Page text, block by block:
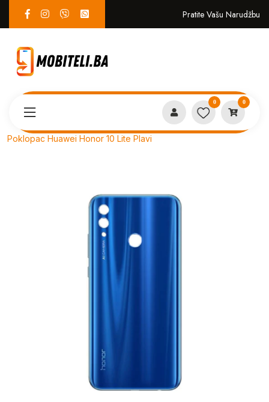
Pratite Vašu Narudžbu
0 0
Poklopac Huawei Honor 10 Lite Plavi